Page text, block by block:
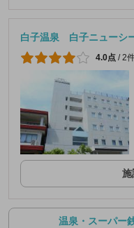
白子温泉 白子ニューシ
4.0点 /2
施
温泉・スーパー